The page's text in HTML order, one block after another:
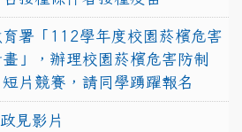
署「112學年度校園菸檳危害
」，辦理校園菸檳危害防制
片競賽，請同學踴躍報名
見影片